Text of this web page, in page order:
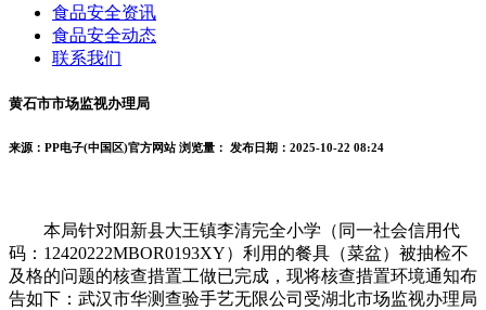
食品安全资讯
食品安全动态
联系我们
黄石市市场监视办理局
来源：PP电子(中国区)官方网站 浏览量： 发布日期：2025-10-22 08:24
本局针对阳新县大王镇李清完全小学（同一社会信用代
码：12420222MBOR0193XY）利用的餐具（菜盆）被抽检不
及格的问题的核查措置工做已完成，现将核查措置环境通知布
告如下：武汉市华测查验手艺无限公司受湖北市场监视办理局